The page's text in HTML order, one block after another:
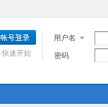
用户名
密码
快速开始